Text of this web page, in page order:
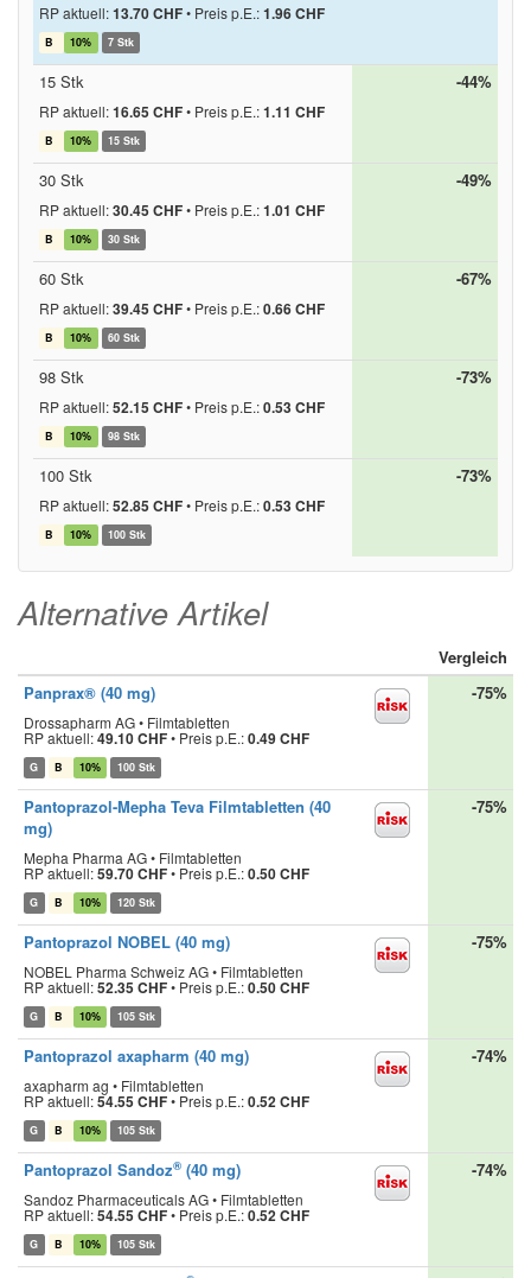
RP aktuell:13.70 CHF• Preis p.E.:1.96 CHF
B 10% 7 Stk
15 Stk
RP aktuell:16.65 CHF• Preis p.E.:1.11 CHF
B 10% 15 Stk
-44%
30 Stk
RP aktuell:30.45 CHF• Preis p.E.:1.01 CHF
B 10% 30 Stk
-49%
60 Stk
RP aktuell:39.45 CHF• Preis p.E.:0.66 CHF
B 10% 60 Stk
-67%
98 Stk
RP aktuell:52.15 CHF• Preis p.E.:0.53 CHF
B 10% 98 Stk
-73%
100 Stk
RP aktuell:52.85 CHF• Preis p.E.:0.53 CHF
B 10% 100 Stk
-73%
Alternative Artikel
Vergleich
Panprax® (40 mg)
Drossapharm AG • Filmtabletten
RP aktuell:49.10 CHF• Preis p.E.:0.49 CHF
G B 10% 100 Stk
-75%
Pantoprazol-Mepha Teva Filmtabletten (40
mg)
Mepha Pharma AG • Filmtabletten
RP aktuell:59.70 CHF• Preis p.E.:0.50 CHF
G B 10% 120 Stk
-75%
Pantoprazol NOBEL (40 mg)
NOBEL Pharma Schweiz AG • Filmtabletten
RP aktuell:52.35 CHF• Preis p.E.:0.50 CHF
G B 10% 105 Stk
-75%
Pantoprazol axapharm (40 mg)
axapharm ag • Filmtabletten
RP aktuell:54.55 CHF• Preis p.E.:0.52 CHF
G B 10% 105 Stk
-74%
Pantoprazol Sandoz® (40 mg)
Sandoz Pharmaceuticals AG • Filmtabletten
RP aktuell:54.55 CHF• Preis p.E.:0.52 CHF
G B 10% 105 Stk
-74%